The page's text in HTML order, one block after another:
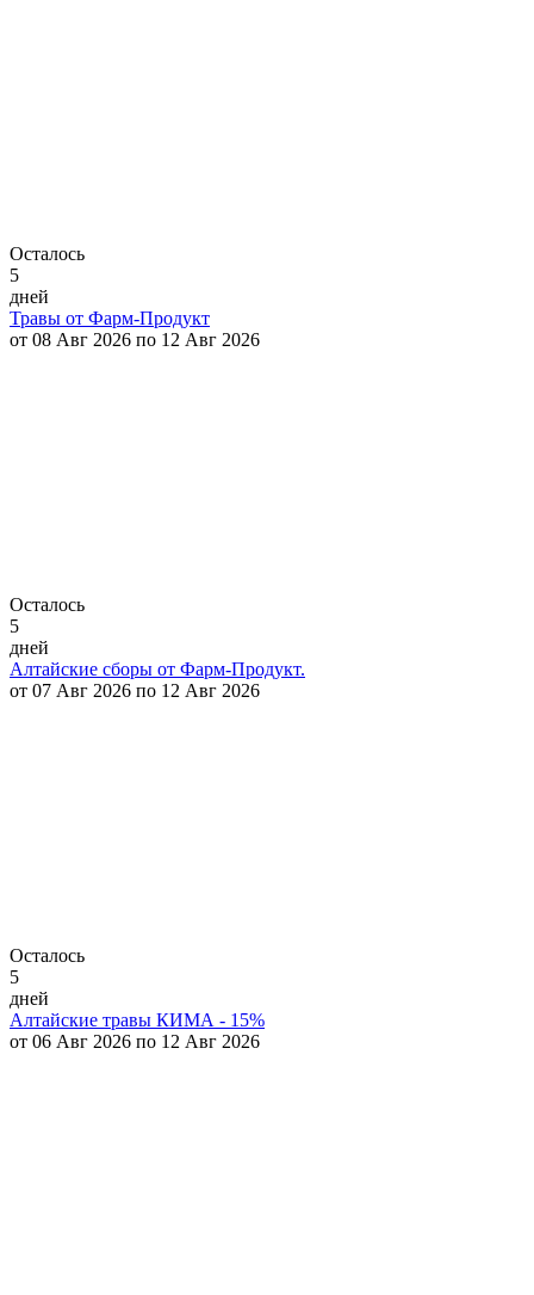
Осталось
5
дней
Травы от Фарм-Продукт
от 08 Авг 2026 по 12 Авг 2026
Осталось
5
дней
Алтайские сборы от Фарм-Продукт.
от 07 Авг 2026 по 12 Авг 2026
Осталось
5
дней
Алтайские травы КИМА - 15%
от 06 Авг 2026 по 12 Авг 2026